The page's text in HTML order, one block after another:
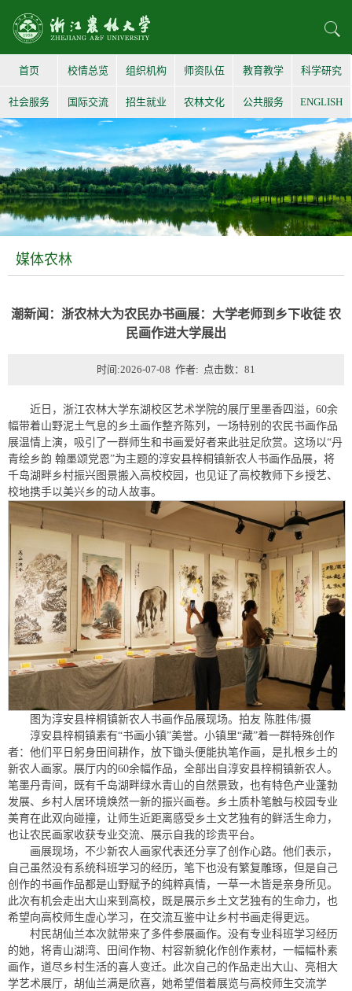
首页 校情总览 组织机构 师资队伍 教育教学 科学研究
社会服务 国际交流 招生就业 农林文化 公共服务 ENGLISH
媒体农林
潮新闻：浙农林大为农民办书画展：大学老师到乡下收徒 农
民画作进大学展出
时间:2026-07-08 作者: 点击数： 81
近日，浙江农林大学东湖校区艺术学院的展厅里墨香四溢，60余
幅带着山野泥土气息的乡土画作整齐陈列，一场特别的农民书画作品
展温情上演，吸引了一群师生和书画爱好者来此驻足欣赏。这场以“丹
青绘乡韵 翰墨颂党恩”为主题的淳安县梓桐镇新农人书画作品展，将
千岛湖畔乡村振兴图景搬入高校校园，也见证了高校教师下乡授艺、
校地携手以美兴乡的动人故事。
图为淳安县梓桐镇新农人书画作品展现场。拍友 陈胜伟/摄
淳安县梓桐镇素有“书画小镇”美誉。小镇里“藏”着一群特殊创作
者：他们平日躬身田间耕作，放下锄头便能执笔作画，是扎根乡土的
新农人画家。展厅内的60余幅作品，全部出自淳安县梓桐镇新农人。
笔墨丹青间，既有千岛湖畔绿水青山的自然景致，也有特色产业蓬勃
发展、乡村人居环境焕然一新的振兴画卷。乡土质朴笔触与校园专业
美育在此双向碰撞，让师生近距离感受乡土文艺独有的鲜活生命力，
也让农民画家收获专业交流、展示自我的珍贵平台。
画展现场，不少新农人画家代表还分享了创作心路。他们表示，
自己虽然没有系统科班学习的经历，笔下也没有繁复雕琢，但是自己
创作的书画作品都是山野赋予的纯粹真情，一草一木皆是亲身所见。
此次有机会走出大山来到高校，既是展示乡土文艺独有的生命力，也
希望向高校师生虚心学习，在交流互鉴中让乡村书画走得更远。
村民胡仙兰本次就带来了多件参展画作。没有专业科班学习经历
的她，将青山湖湾、田间作物、村容新貌化作创作素材，一幅幅朴素
画作，道尽乡村生活的喜人变迁。此次自己的作品走出大山、亮相大
学艺术展厅，胡仙兰满是欣喜，她希望借着展览与高校师生交流学